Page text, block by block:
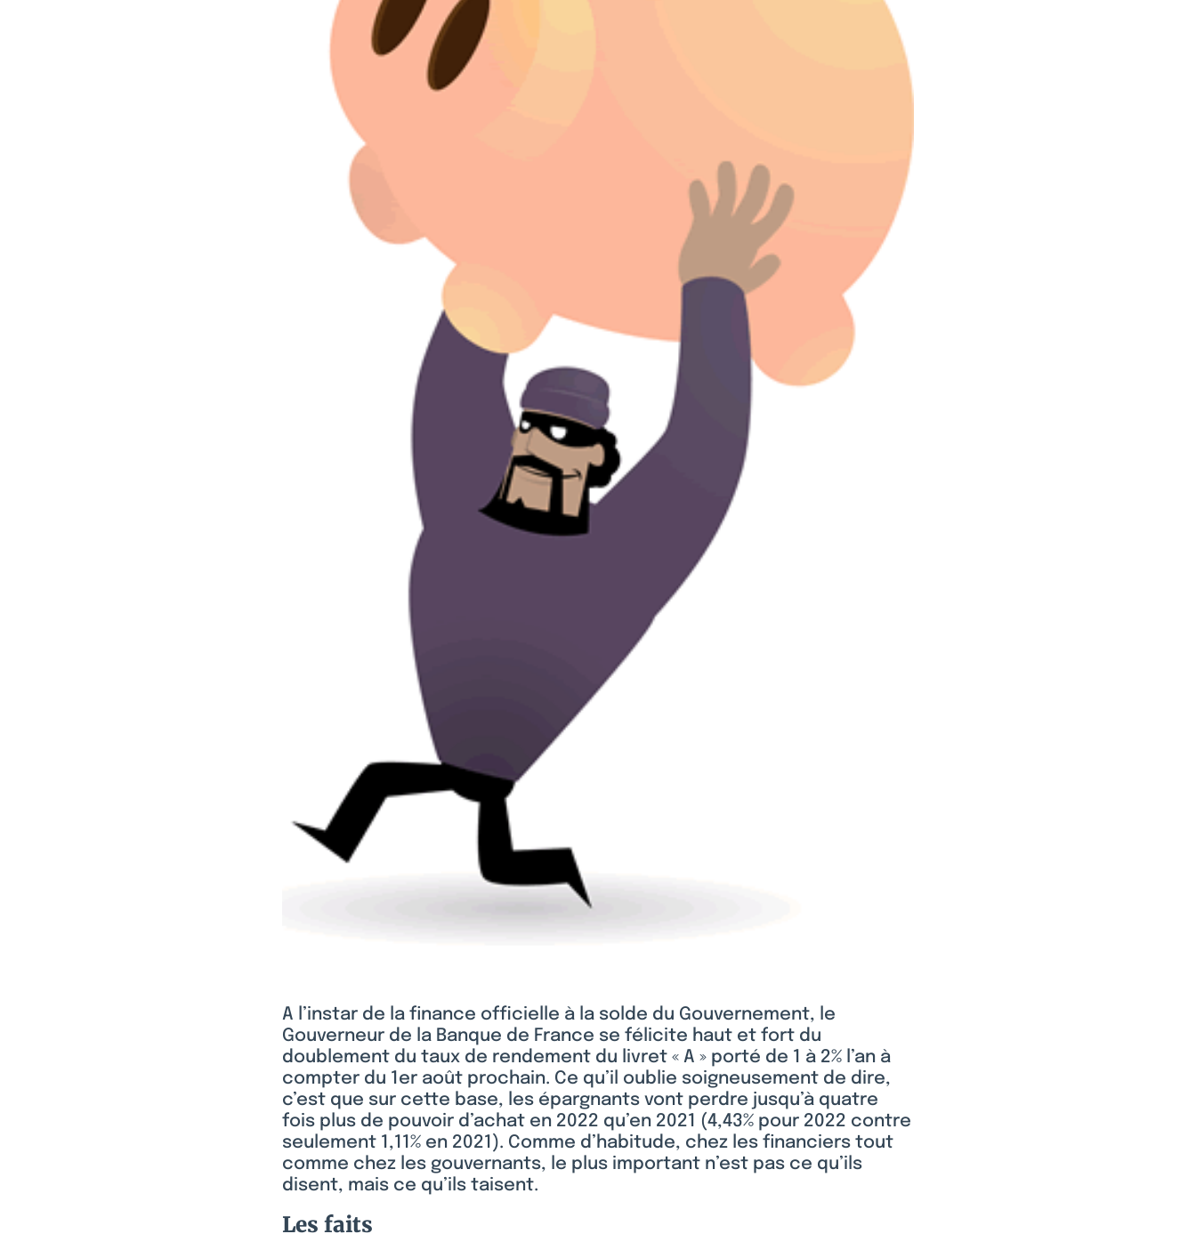
A l’instar de la finance officielle à la solde du Gouvernement, le
Gouverneur de la Banque de France se félicite haut et fort du
doublement du taux de rendement du livret « A » porté de 1 à 2% l’an à
compter du 1er août prochain. Ce qu’il oublie soigneusement de dire,
c’est que sur cette base, les épargnants vont perdre jusqu’à quatre
fois plus de pouvoir d’achat en 2022 qu’en 2021 (4,43% pour 2022 contre
seulement 1,11% en 2021). Comme d’habitude, chez les financiers tout
comme chez les gouvernants, le plus important n’est pas ce qu’ils
disent, mais ce qu’ils taisent.
Les faits